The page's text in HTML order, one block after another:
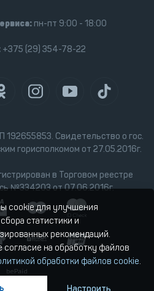
Свидетельство о гос.
горисполкомом от 27.05.2016г.
в Торговом реестре
№334203 от 07.06.2016г.
пн-пт 9:00 - 18:00
+375 (29) 354-78-22
cookie для улучшения
статистики и
рекомендаций.
на обработку файлов
обработки файлов cookie.
Настроить